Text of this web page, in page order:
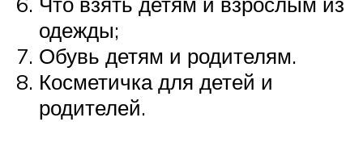
одежды;
Обувь детям и родителям.
Косметичка для детей и
родителей.